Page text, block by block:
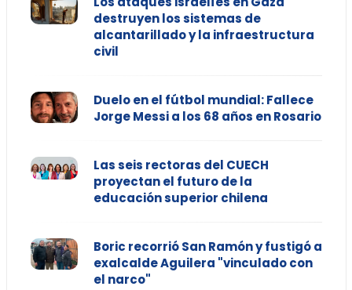
destruyen los sistemas de
alcantarillado y la infraestructura
civil
Duelo en el fútbol mundial: Fallece
Jorge Messi a los 68 años en Rosario
Las seis rectoras del CUECH
proyectan el futuro de la
educación superior chilena
Boric recorrió San Ramón y fustigó a
exalcalde Aguilera "vinculado con
el narco"